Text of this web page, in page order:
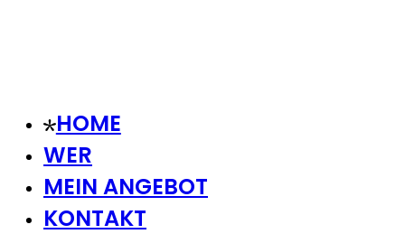
HOME
WER
MEIN ANGEBOT
KONTAKT